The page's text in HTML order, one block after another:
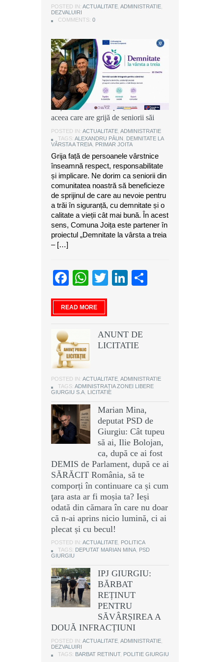
POSTED IN: ACTUALITATE ADMINISTRATIE
DEZVALUIRI
COMMENTS: 0
POSTED IN: ACTUALITATE ADMINISTRATIE
DEZVALUIRI
COMMENTS: 0
POSTED IN: ACTUALITATE ADMINISTRATIE
DEZVALUIRI
COMMENTS: 0
Alexandru Păun, primarul comunei
Joița: O comunitate puternică este
aceea care are grijă de seniorii săi
POSTED IN: ACTUALITATE ADMINISTRATIE
TAGS: ALEXANDRU PĂUN
DEMNITATE LA
VÂRSTA A TREIA PRIMAR JOITA
Grija față de persoanele vârstnice
înseamnă respect, responsabilitate
și implicare. Ne dorim ca seniorii din
comunitatea noastră să beneficieze
de sprijinul de care au nevoie pentru
a trăi în siguranță, cu demnitate și o
calitate a vieții cât mai bună. În acest
sens, Comuna Joița este partener în
proiectul „Demnitate la vârsta a treia
– […]
Facebook
WhatsApp
TwitterLinkedIn
READ MORE
ANUNT DE
LICITATIE
POSTED IN: ACTUALITATE ADMINISTRATIE
TAGS: ADMINISTRAȚIA ZONEI LIBERE
GIURGIU S.A LICITATIE
Marian Mina,
deputat PSD de
Giurgiu: Cât tupeu
să ai, Ilie Bolojan,
ca, după ce ai fost
DEMIS de Parlament, după ce ai
SĂRĂCIT România, să te
comporți în continuare ca și cum
ţara asta ar fi moșia ta? Ieși
odată din cămara în care nu doar
că n-ai aprins nicio lumină, ci ai
plecat și cu becul!
POSTED IN: ACTUALITATE POLITICA
TAGS: DEPUTAT MARIAN MINA PSD
GIURGIU
IPJ GIURGIU:
BĂRBAT
REȚINUT
PENTRU
SĂVÂRȘIREA A
DOUĂ INFRACȚIUNI
POSTED IN: ACTUALITATE ADMINISTRATIE
DEZVALUIRI
TAGS: BARBAT RETINUT, POLITIE GIURGIU